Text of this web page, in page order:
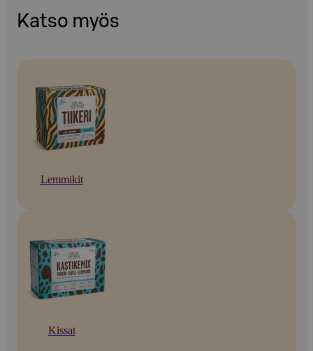
Katso myös
Lemmikit
Kissat